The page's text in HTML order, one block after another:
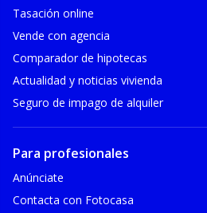
Tasación online
Vende con agencia
Comparador de hipotecas
Actualidad y noticias vivienda
Seguro de impago de alquiler
Para profesionales
Anúnciate
Contacta con Fotocasa